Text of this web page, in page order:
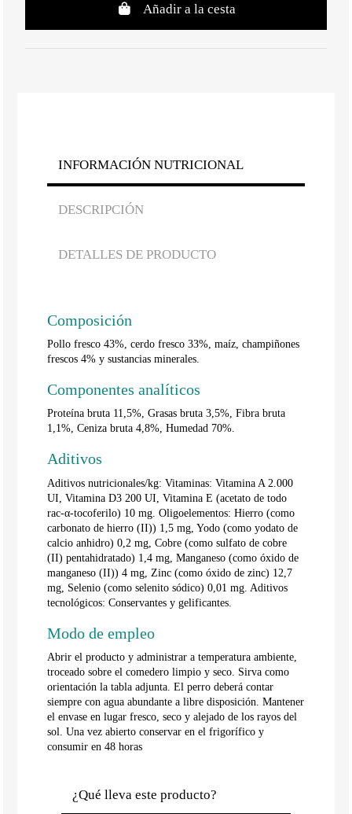
Añadir a la cesta
INFORMACIÓN NUTRICIONAL
DESCRIPCIÓN
DETALLES DE PRODUCTO
Composición
Pollo fresco 43%, cerdo fresco 33%, maíz, champiñones
frescos 4% y sustancias minerales.
Componentes analíticos
Proteína bruta 11,5%, Grasas bruta 3,5%, Fibra bruta
1,1%, Ceniza bruta 4,8%, Humedad 70%.
Aditivos
Aditivos nutricionales/kg: Vitaminas: Vitamina A 2.000
UI, Vitamina D3 200 UI, Vitamina E (acetato de todo
rac-α-tocoferilo) 10 mg. Oligoelementos: Hierro (como
carbonato de hierro (II)) 1,5 mg, Yodo (como yodato de
calcio anhidro) 0,2 mg, Cobre (como sulfato de cobre
(II) pentahidratado) 1,4 mg, Manganeso (como óxido de
manganeso (II)) 4 mg, Zinc (como óxido de zinc) 12,7
mg, Selenio (como selenito sódico) 0,01 mg. Aditivos
tecnológicos: Conservantes y gelificantes.
Modo de empleo
Abrir el producto y administrar a temperatura ambiente,
troceado sobre el comedero limpio y seco. Sirva como
orientación la tabla adjunta. El perro deberá contar
siempre con agua abundante a libre disposición. Mantener
el envase en lugar fresco, seco y alejado de los rayos del
sol. Una vez abierto conservar en el frigorífico y
consumir en 48 horas
¿Qué lleva este producto?